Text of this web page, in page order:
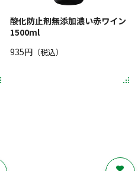
酸化防止剤無添加濃い赤ワイン
1500ml
935円（税込）